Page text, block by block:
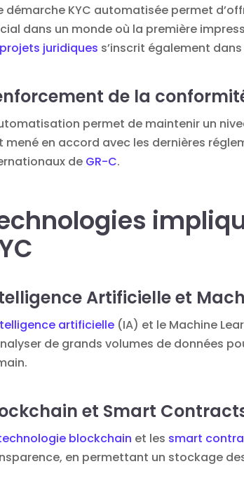
démarche KYC automatisée permet
dans un monde où la première
juridiques s’inscrit également
de la
permet de maintenir un
mené en accord avec les dernières
de GR-C.
Artificielle et
artificielle (IA) et le Machine
de grands volumes de données
et Smart
blockchain et les smart
en permettant un stockage